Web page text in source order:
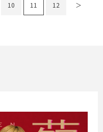
10 11 12 ＞